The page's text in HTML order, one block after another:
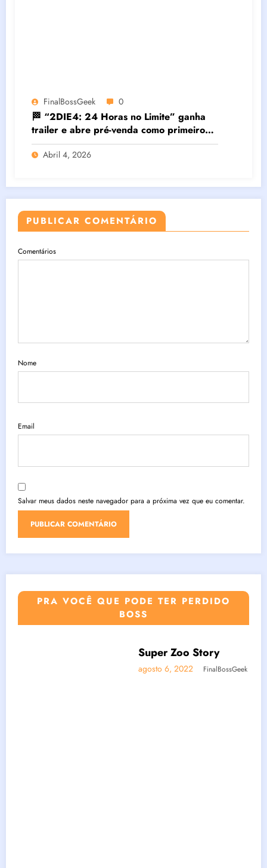
FinalBossGeek 0
🏁 “2DIE4: 24 Horas no Limite” ganha
trailer e abre pré-venda como primeiro
filme brasileiro em IMAX®
Abril 4, 2026
PUBLICAR COMENTÁRIO
Comentários
Nome
Email
Salvar meus dados neste navegador para a próxima vez que eu comentar.
PRA VOCÊ QUE PODE TER PERDIDO
BOSS
BOSSNOTÍCIAS
FinalBossGeek